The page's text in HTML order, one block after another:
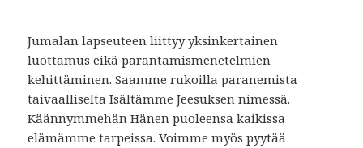
Jumalan lapseuteen liittyy yksinkertainen
luottamus eikä parantamismenetelmien
kehittäminen. Saamme rukoilla paranemista
taivaalliselta Isältämme Jeesuksen nimessä.
Käännymmehän Hänen puoleensa kaikissa
elämämme tarpeissa. Voimme myös pyytää